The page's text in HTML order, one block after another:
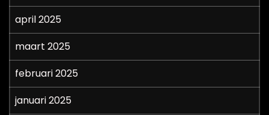
april 2025
maart 2025
februari 2025
januari 2025